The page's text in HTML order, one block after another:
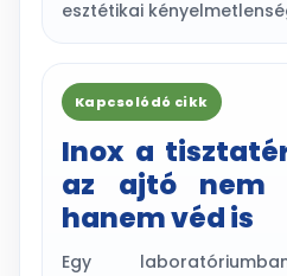
esztétikai
Kapcsolódó cikk
Inox a
az ajtó nem
hanem véd is
Egy